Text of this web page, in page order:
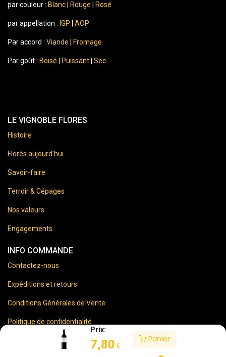
Prix:
7,80 €
Panier
par couleur : Blanc Rouge Rosé
par appellation : IGP AOP
Par accord : Viande Fromage
Par goût : Boisé Puissant Sec
LE VIGNOBLE FLORES
Histoire
Florès aujourd’hui
Savoir-faire
Terroir & Cépages
Nos valeurs
Engagements
INFO COMMANDE
Contactez-nous
Expéditions et retours
Conditions Générales de Vente
Politique de confidentialité
Mentions Légales